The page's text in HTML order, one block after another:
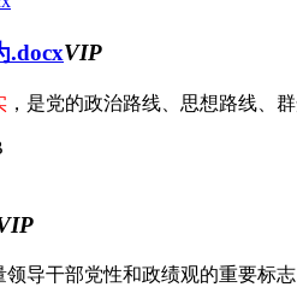
.docxVIP
，是党的政治路线、思想路线、
领导干部党性和政绩观的重要标